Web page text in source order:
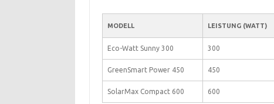
MODELL LEISTUNG (WATT)
Eco-Watt Sunny 300 300
GreenSmart Power 450 450
SolarMax Compact 600 600